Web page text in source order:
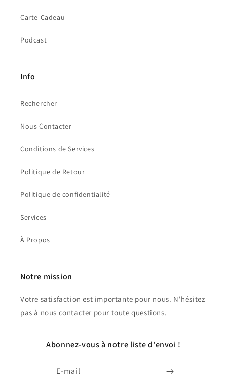
Carte-Cadeau
Podcast
Info
Rechercher
Nous Contacter
Conditions de Services
Politique de Retour
Politique de confidentialité
Services
À Propos
Notre mission
Votre satisfaction est importante pour nous. N'hésitez
pas à nous contacter pour toute questions.
Abonnez-vous à notre liste d'envoi !
E-mail